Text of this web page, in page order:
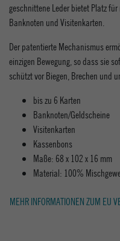
geschnittene Leder bietet Platz
Banknoten und Visitenkarten.
Der patentierte Mechanismus
einzigen Bewegung, so dass sie
schützt vor Biegen, Brechen und
bis zu 6 Karten
Banknoten/Geldscheine
Visitenkarten
Kassenbons
Maße: 68 x 102 x 16 mm
Material: 100%
MEHR INFORMATIONEN ZUM EU